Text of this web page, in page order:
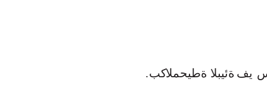
يف ةئيبلا ةطيحملاكب.